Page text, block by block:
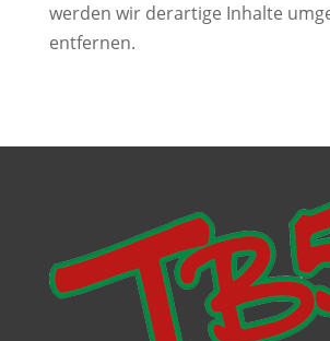
werden wir derartige Inhalte
entfernen.